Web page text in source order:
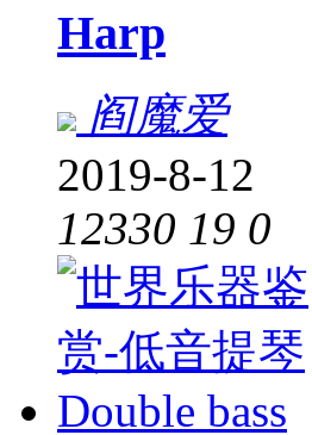
Harp
阎魔爱
2019-8-12
12330 19 0